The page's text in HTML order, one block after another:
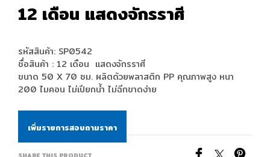
12 เดือน แสดงจักรราศี
รหัสสินค้า: SP0542
ชื่อสินค้า : 12 เดือน แสดงจักรราศี
ขนาด 50 X 70 ซม. ผลิตด้วยพลาสติก PP คุณภาพสูง หนา
200 ไมคอน ไม่เปียกนํ้า ไม่ฉีกขาดง่าย
เพิ่มรายการสอบถามราคา